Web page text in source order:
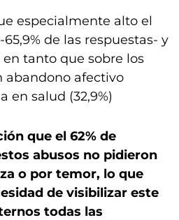
especialmente alto el
de las respuestas- y
en tanto que sobre los
abandono afectivo
en salud (32,9%)
que el 62% de
abusos no pidieron
o por temor, lo que
de visibilizar este
todas las